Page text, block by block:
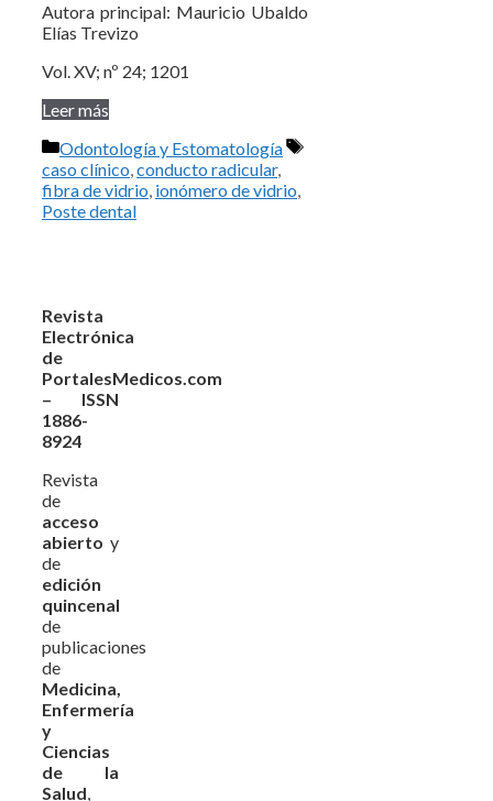
Autora principal: Mauricio Ubaldo
Elías Trevizo
Vol. XV; nº 24; 1201
Leer más
Categorías
Odontología y Estomatología
Etiquetas
caso clínico,conducto radicular,
fibra de vidrio, ionómero de vidrio,
Poste dental
Revista
Electrónica
de
PortalesMedicos.com
– ISSN
1886-
8924
Revista
de
acceso
abierto y
de
edición
quincenal
de
publicaciones
de
Medicina,
Enfermería
y
Ciencias
de la
Salud,